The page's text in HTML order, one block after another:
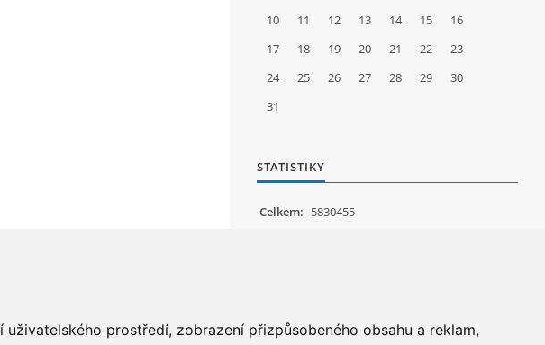
prostředí, zobrazení přizpůsobeného obsahu a reklam,
10
11 12 13 14 15
16
17
18 19 20 21 22
23
24
25 26 27 28 29
30
31
STATISTIKY
Celkem: 5830455